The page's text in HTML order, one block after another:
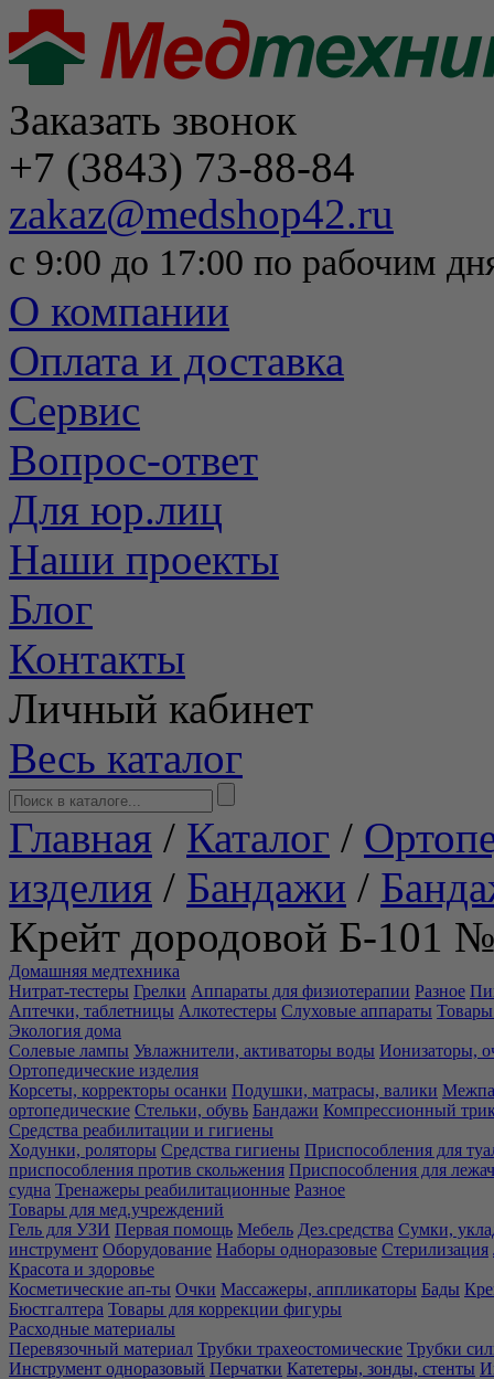
Заказать звонок
+7 (3843) 73-88-84
zakaz@medshop42.ru
с 9:00 до 17:00 по рабочим
О компании
Оплата и доставка
Сервис
Вопрос-ответ
Для юр.лиц
Наши проекты
Блог
Контакты
Личный кабинет
Весь каталог
Главная / Каталог /
изделия / Бандажи /
Крейт дородовой Б-101
Домашняя медтехника
Нитрат-тестеры Грелки Аппараты для физиотерапии Разное
Аптечки, таблетницы Алкотестеры Слуховые аппараты Товары
Экология дома
Солевые лампы Увлажнители, активаторы воды Ионизаторы,
Ортопедические изделия
Корсеты, корректоры осанки Подушки, матрасы, валики
ортопедические Стельки, обувь Бандажи Компрессионный
Средства реабилитации и гигиены
Ходунки, роляторы Средства гигиены Приспособления для
приспособления против скольжения Приспособления для
судна Тренажеры реабилитационные Разное
Товары для мед.учреждений
Гель для УЗИ Первая помощь Мебель Дез.средства Сумки,
инструмент Оборудование Наборы одноразовые Стерилизация
Красота и здоровье
Косметические ап-ты Очки Массажеры, аппликаторы Бады
Бюстгалтера Товары для коррекции фигуры
Расходные материалы
Перевязочный материал Трубки трахеостомические Трубки
Инструмент одноразовый Перчатки Катетеры, зонды, стенты